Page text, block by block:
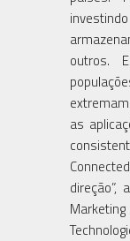
outros.
as
direção”,